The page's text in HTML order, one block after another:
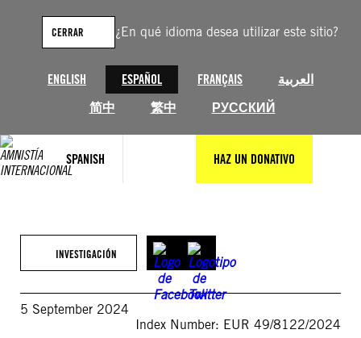
¿En qué idioma desea utilizar este sitio?
ENGLISH ESPAÑOL FRANÇAIS
العربية
简中
繁中 РУССКИЙ
CERRAR
SPANISH HAZ UN DONATIVO
contenido
INVESTIGACIÓN
5 September 2024
Index Number: EUR 49/8122/2024